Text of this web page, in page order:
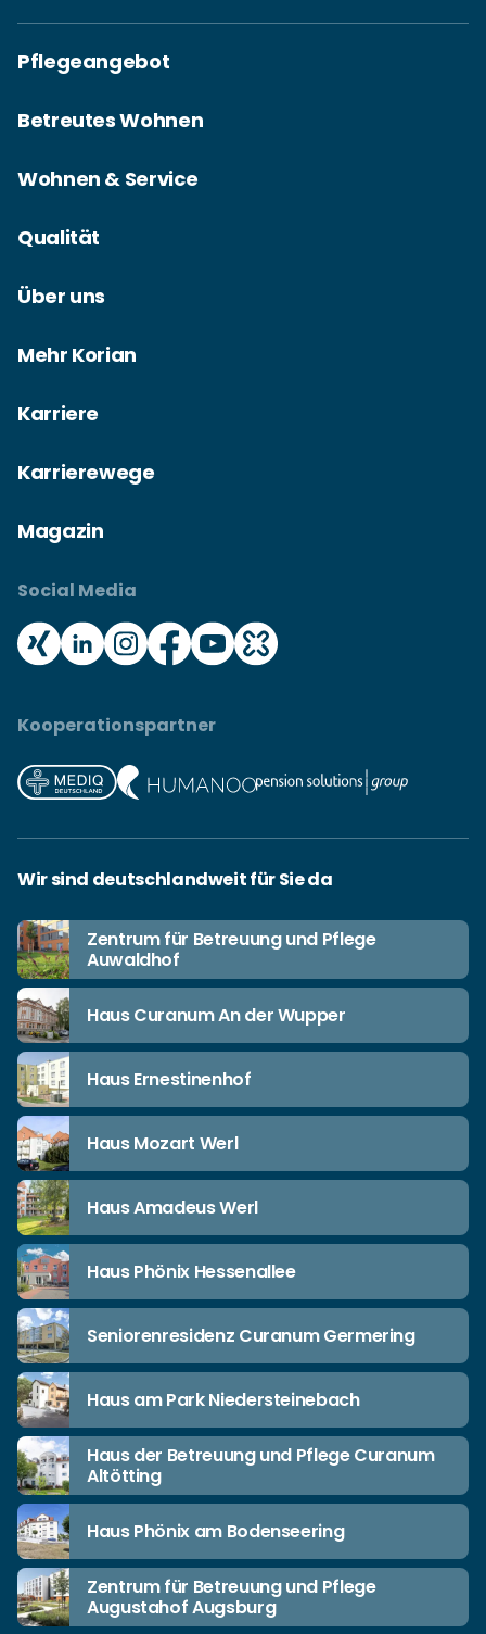
Pflegeangebot
Betreutes Wohnen
Wohnen & Service
Qualität
Über uns
Mehr Korian
Karriere
Karrierewege
Magazin
Social Media
Kooperationspartner
Wir sind deutschlandweit für Sie da
Zentrum für Betreuung und Pflege
Auwaldhof
Haus Curanum An der Wupper
Haus Ernestinenhof
Haus Mozart Werl
Haus Amadeus Werl
Haus Phönix Hessenallee
Seniorenresidenz Curanum Germering
Haus am Park Niedersteinebach
Haus der Betreuung und Pflege Curanum
Altötting
Haus Phönix am Bodenseering
Zentrum für Betreuung und Pflege
Augustahof Augsburg